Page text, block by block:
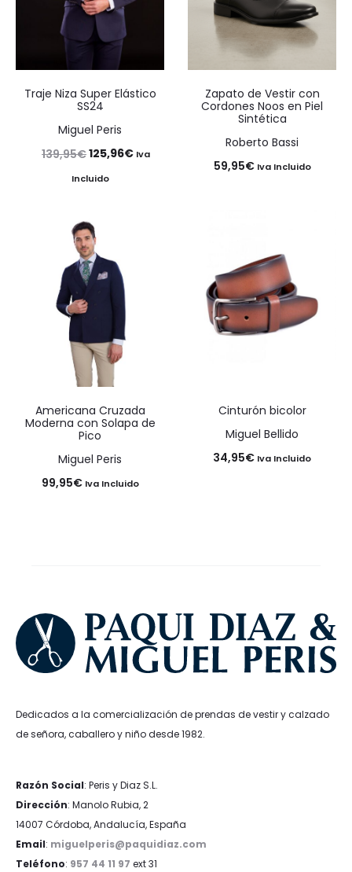
Traje Niza Super Elástico
SS24
Miguel Peris
139,95€El
precio
era:
139,95€.
125,96€ElIva
Incluido
Zapato de Vestir con
Cordones Noos en Piel
Sintética
Roberto Bassi
59,95€ Iva Incluido
Americana Cruzada
Moderna con Solapa de
Pico
Miguel Peris
99,95€ Iva Incluido
Cinturón bicolor
Miguel Bellido
34,95€ Iva Incluido
Dedicados a la comercialización de prendas de vestir y calzado
de señora, caballero y niño desde 1982.
Razón Social: Peris y Diaz S.L.
Dirección: Manolo Rubia, 2
14007 Córdoba, Andalucía, España
Email: miguelperis@paquidiaz.com
Teléfono: 957 44 11 97 ext 31